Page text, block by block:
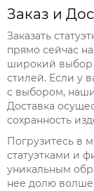
Заказ и
Заказать
прямо сейчас
широкий выбор
стилей. Если у
с выбором,
Доставка
сохранность
Погрузитесь в
статуэтками и
уникальным
нее долю